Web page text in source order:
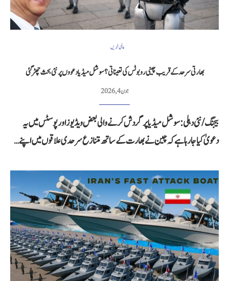
عالمی خبریں
بھارتی سرحد کے قریب چینی روبوٹس کی تعیناتی؟ سوشل میڈیا دعووں پر نئی بحث چھڑ گئی
جون 4, 2026
بیجنگ/نئی دہلی: سوشل میڈیا پر گردش کرنے والی بعض ویڈیوز اور پوسٹس میں یہ
دعویٰ کیا جا رہا ہے کہ چین نے بھارت کے ساتھ متنازع سرحدی علاقوں میں اپنے…